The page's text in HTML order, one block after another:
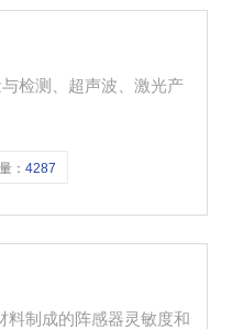
：4287
料制成的阵感器灵敏度和